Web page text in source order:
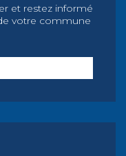
et restez informé
votre commune